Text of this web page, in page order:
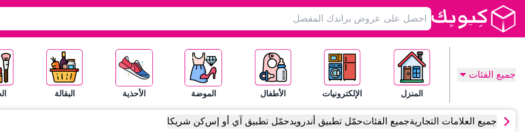
جميع الفئات
المنزل الإلكترونيات الأطفال الموضة الأحذية البقالة
جميع العلامات التجاريةجميع الفئاتحمّل تطبيق أندرويدحمّل تطبيق آي أو إسكن شريكا